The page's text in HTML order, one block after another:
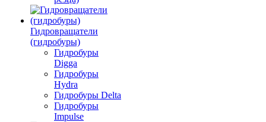
Гидровращатели
(гидробуры)
Гидробуры
Digga
Гидробуры
Hydra
Гидробуры Delta
Гидробуры
Impulse